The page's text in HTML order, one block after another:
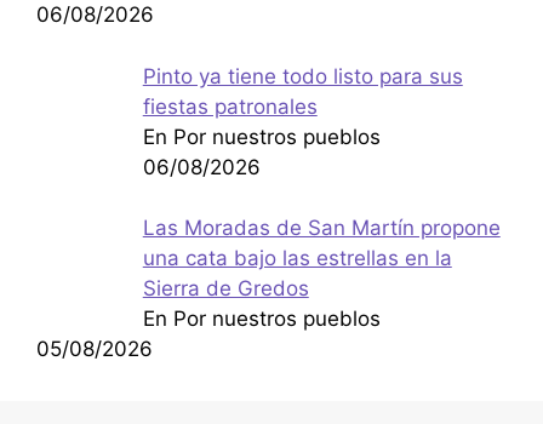
06/08/2026
Pinto ya tiene todo listo para sus
fiestas patronales
En Por nuestros pueblos
06/08/2026
Las Moradas de San Martín propone
una cata bajo las estrellas en la
Sierra de Gredos
En Por nuestros pueblos
05/08/2026